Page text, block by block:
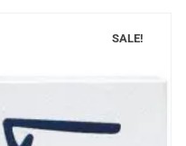
SALE!